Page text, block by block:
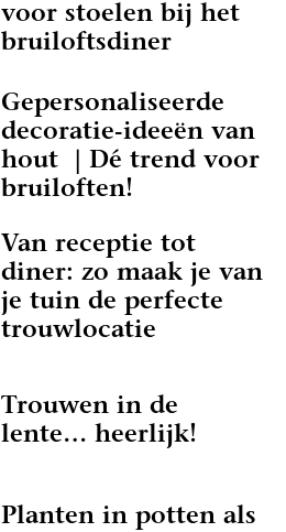
voor stoelen bij het
bruiloftsdiner
Gepersonaliseerde
decoratie-ideeën van
hout | Dé trend voor
bruiloften!
Van receptie tot
diner: zo maak je van
je tuin de perfecte
trouwlocatie
Trouwen in de
lente… heerlijk!
Planten in potten als